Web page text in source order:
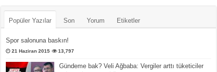
Popüler Yazılar Son Yorum Etiketler
Spor salonuna baskın!
21 Haziran 2015 13,797
Gündeme bak? Veli Ağbaba: Vergiler arttı tüketiciler